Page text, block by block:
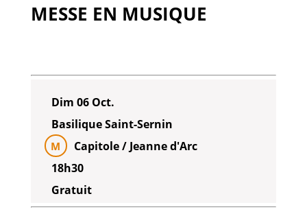
MESSE EN MUSIQUE
Dim 06 Oct.
Basilique Saint-Sernin
M
Capitole / Jeanne d'Arc
18h30
Gratuit